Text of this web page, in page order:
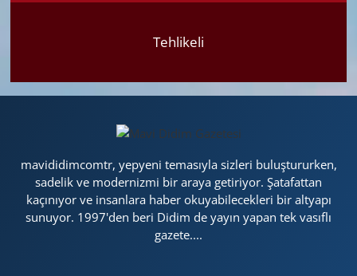
Tehlikeli
mavididimcomtr, yepyeni temasıyla sizleri buluştururken,
sadelik ve modernizmi bir araya getiriyor. Şatafattan
kaçınıyor ve insanlara haber okuyabilecekleri bir altyapı
sunuyor. 1997'den beri Didim de yayın yapan tek vasıflı
gazete....